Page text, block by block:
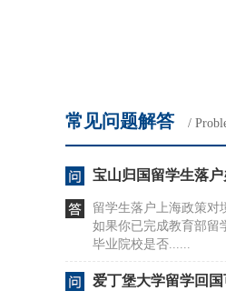
常见问题解答 /
宝山归国留学生落户
留学生落户上海政策对
如果你已完成教育部留
毕业院校是否......
爱丁堡大学留学回